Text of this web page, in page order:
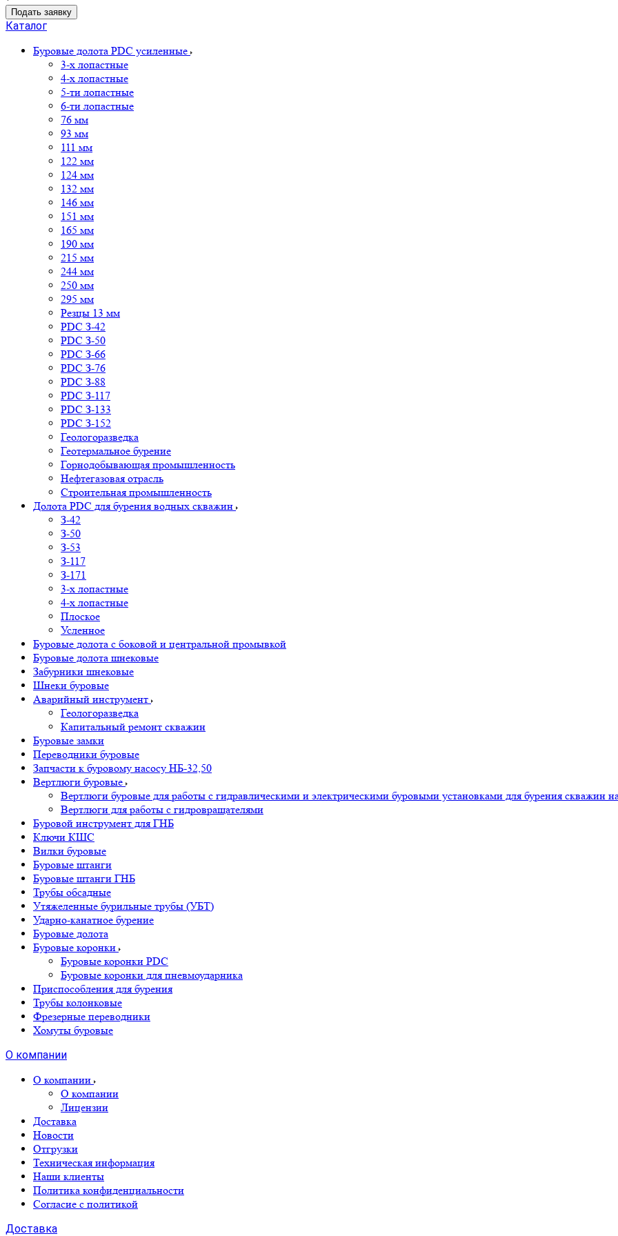
Подать заявку
Каталог
Буровые долота PDC усиленные
3-х лопастные
4-х лопастные
5-ти лопастные
6-ти лопастные
76 мм
93 мм
111 мм
122 мм
124 мм
132 мм
146 мм
151 мм
165 мм
190 мм
215 мм
244 мм
250 мм
295 мм
Резцы 13 мм
PDC З-42
PDC З-50
PDC З-66
PDC З-76
PDC З-88
PDC З-117
PDC З-133
PDC З-152
Геологоразведка
Геотермальное бурение
Горнодобывающая промышленность
Нефтегазовая отрасль
Строительная промышленность
Долота PDC для бурения водных скважин
З-42
З-50
З-53
З-117
З-171
3-х лопастные
4-х лопастные
Плоское
Усленное
Буровые долота с бoковой и центральной промывкой
Буровые долота шнековые
Забурники шнековые
Шнеки буровые
Аварийный инструмент
Геологоразведка
Капитальный ремонт скважин
Буровые замки
Переводники буровые
Запчасти к буровому насосу НБ-32,50
Вертлюги буровые
Вертлюги буровые для работы с гидравлическими и электрическими буровыми установками для бурения скважин
Вертлюги для работы с гидровращателями
Буровой инструмент для ГНБ
Ключи КШС
Вилки буровые
Буровые штанги
Буровые штанги ГНБ
Трубы обсадные
Утяжеленные бурильные трубы (УБТ)
Ударно-канатное бурение
Буровые долота
Буровые коронки
Буровые коронки PDC
Буровые коронки для пневмоударника
Приспособления для бурения
Трубы колонковые
Фрезерные переводники
Хомуты буровые
О компании
О компании
О компании
Лицензии
Доставка
Новости
Отгрузки
Техническая информация
Наши клиенты
Политика конфиденциальности
Согласие с политикой
Доставка